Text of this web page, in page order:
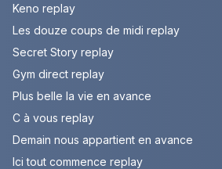
Keno replay
Les douze coups de midi replay
Secret Story replay
Gym direct replay
Plus belle la vie en avance
C à vous replay
Demain nous appartient en avance
Ici tout commence replay